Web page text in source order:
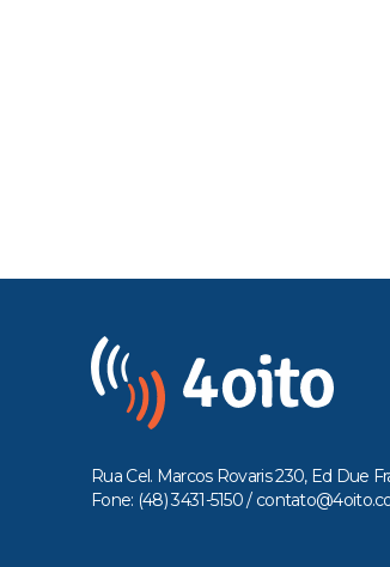
Rua Cel. Marcos Rovaris 230, Ed Due
Fone: (48) 3431-5150 /